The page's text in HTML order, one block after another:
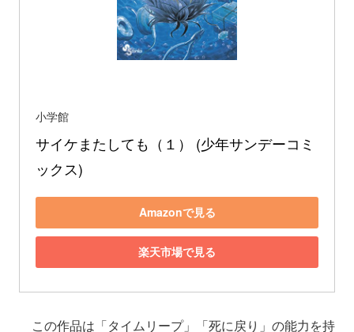
小学館
サイケまたしても（１） (少年サンデーコミ
ックス)
Amazonで見る
楽天市場で見る
この作品は「タイムリープ」「死に戻り」の能力を持